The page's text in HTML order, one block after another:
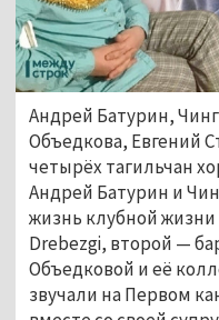
Андрей Батурин,
Объедкова, Евгений
четырёх тагильчан
Андрей Батурин и
жизнь клубной
Drebezgi, второй —
Объедковой и её
звучали на Первом